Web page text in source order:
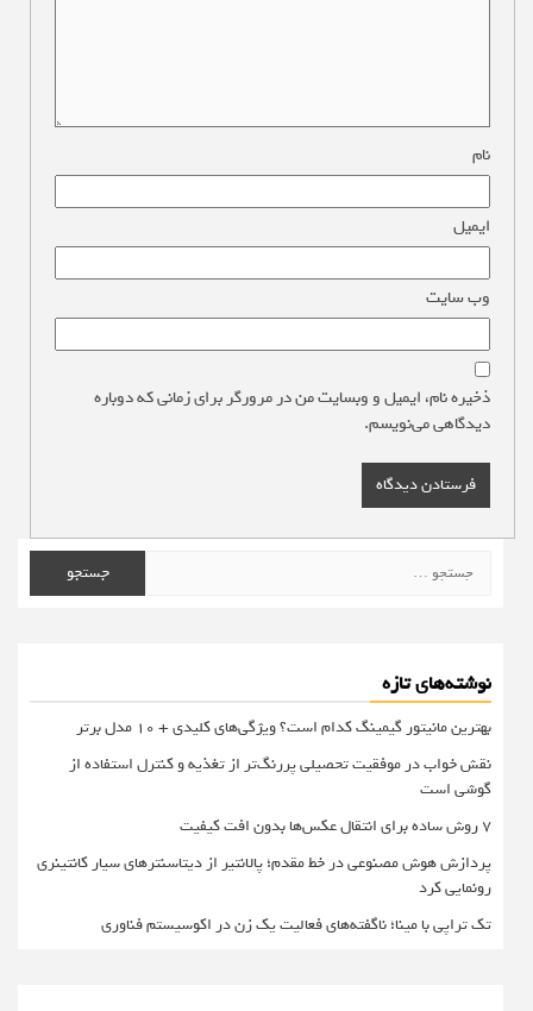
نام
ایمیل
وب‌ سایت
ذخیره نام، ایمیل و وبسایت من در مرورگر برای زمانی که دوباره
دیدگاهی می‌نویسم.
برای:
نوشته‌های تازه
بهترین مانیتور گیمینگ کدام است؟ ویژگی‌های کلیدی + 10 مدل برتر
نقش خواب در موفقیت تحصیلی پررنگ‌تر از تغذیه و کنترل استفاده از
گوشی است
۷ روش ساده برای انتقال عکس‌ها بدون افت کیفیت
پردازش هوش مصنوعی در خط مقدم؛ پالانتیر از دیتاسنترهای سیار کانتینری
رونمایی کرد
تک تراپی با مینا؛ ناگفته‌های فعالیت یک زن در اکوسیستم فناوری